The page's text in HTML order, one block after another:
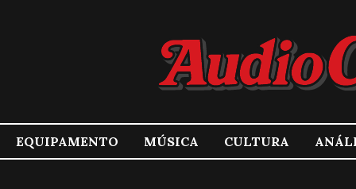
EQUIPAMENTO MÚSICA CULTURA